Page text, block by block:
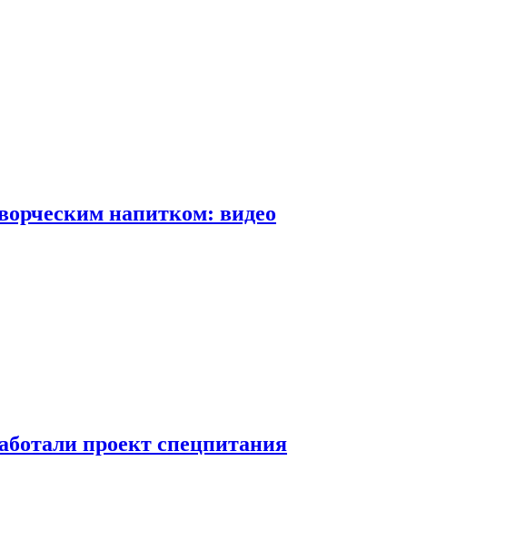
напитком: видео
проект спецпитания